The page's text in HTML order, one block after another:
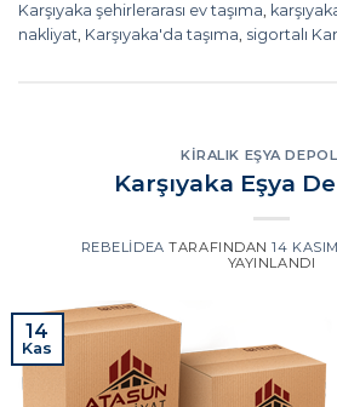
Karşıyaka şehirlerarası ev taşıma,
nakliyat, Karşıyaka'da taşıma, sigortalı
KIRALIK EŞYA
Karşıyaka Eşya
REBELIDEA TARAFINDAN 14
YAYINLANDI
14
Kas